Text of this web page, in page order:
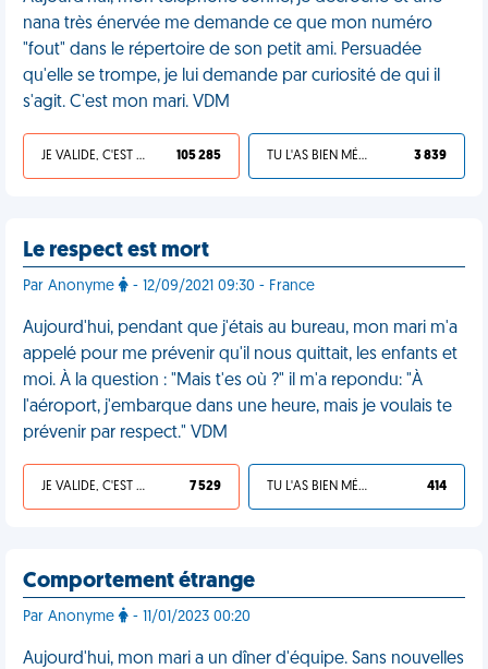
nana très énervée me demande ce que mon numéro
"fout" dans le répertoire de son petit ami. Persuadée
qu'elle se trompe, je lui demande par curiosité de qui il
s'agit. C'est mon mari. VDM
JE VALIDE, C'EST UNE VDM 105 285 TU L'AS BIEN MÉRITÉ 3 839
Le respect est mort
Par Anonyme - 12/09/2021 09:30 - France
Aujourd'hui, pendant que j'étais au bureau, mon mari m'a
appelé pour me prévenir qu'il nous quittait, les enfants et
moi. À la question : "Mais t'es où ?" il m'a repondu: "À
l'aéroport, j'embarque dans une heure, mais je voulais te
prévenir par respect." VDM
JE VALIDE, C'EST UNE VDM 7 529 TU L'AS BIEN MÉRITÉ 414
Comportement étrange
Par Anonyme - 11/01/2023 00:20
Aujourd'hui, mon mari a un dîner d'équipe. Sans nouvelles